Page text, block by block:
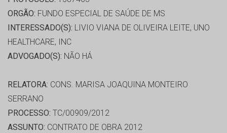
ORGÃO: FUNDO ESPECIAL DE SAÚDE DE MS
INTERESSADO(S): LIVIO VIANA DE OLIVEIRA LEITE, UNO
HEALTHCARE, INC
ADVOGADO(S): NÃO HÁ
RELATORA: CONS. MARISA JOAQUINA MONTEIRO
SERRANO
PROCESSO: TC/00909/2012
ASSUNTO: CONTRATO DE OBRA 2012